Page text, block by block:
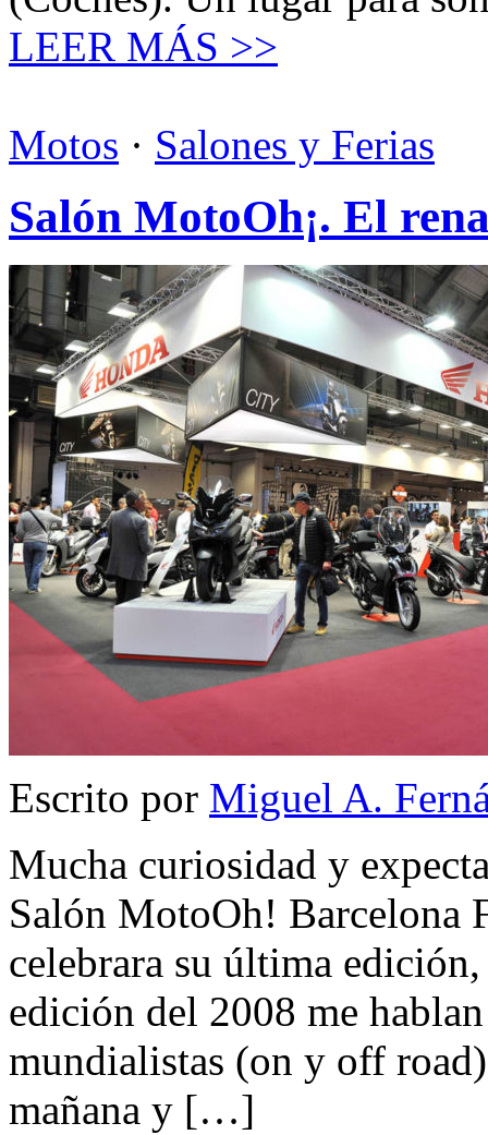
LEER MÁS >>
Motos · Salones y Ferias
Salón MotoOh¡. El
Escrito por Miguel A.
Mucha curiosidad y
Salón MotoOh! Barcelona
celebrara su última
edición del 2008 me
mundialistas (on y off
mañana y […]